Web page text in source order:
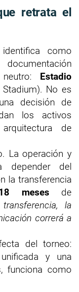
retrata el
como
Estadio
No es
decisión de
los activos
de
La operación y
depender del
la transferencia
meses de
la
correrá a
del torneo:
y una
funciona como